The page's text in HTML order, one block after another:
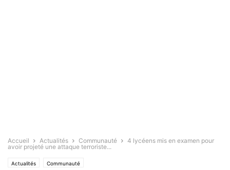
Accueil Actualités Communauté
4 lycéens mis en examen pour
avoir projeté une attaque terroriste...
Actualités Communauté